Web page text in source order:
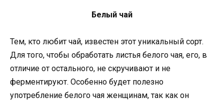
Белый чай
Тем, кто любит чай, известен этот уникальный сорт.
Для того, чтобы обработать листья белого чая, его, в
отличие от остального, не скручивают и не
ферментируют. Особенно будет полезно
употребление белого чая женщинам, так как он